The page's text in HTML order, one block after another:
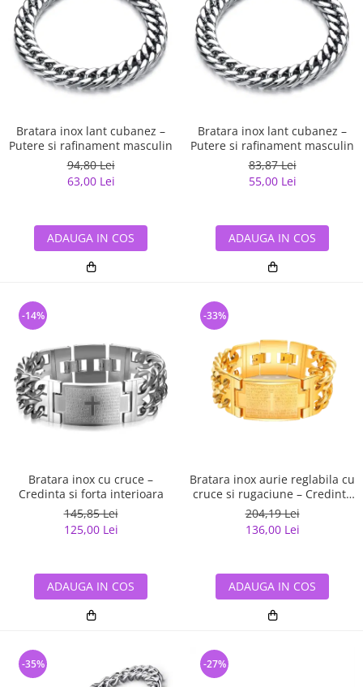
Bratara inox lant cubanez –
Putere si rafinament masculin
94,80 Lei
63,00 Lei
ADAUGA IN COS
Bratara inox lant cubanez –
Putere si rafinament masculin
83,87 Lei
55,00 Lei
ADAUGA IN COS
Bratara inox cu cruce –
Credinta si forta interioara
145,85 Lei
125,00 Lei
-14%
ADAUGA IN COS
Bratara inox aurie reglabila cu
cruce si rugaciune – Credinta
si eleganta masculina
204,19 Lei
136,00 Lei
-33%
ADAUGA IN COS
-35% -27%